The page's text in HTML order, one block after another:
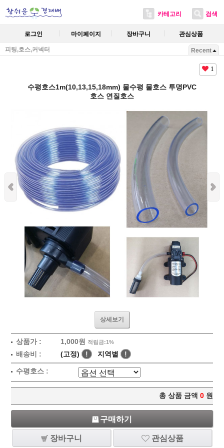
카테고리 검색
로그인 마이페이지 장바구니 관심상품
피팅,호스,커넥터 Recent
1
수평호스1m(10,13,15,18mm) 물수평 물호스 투명PVC
호스 연질호스
상세보기
상품가 : 1,000원 적립금:1%
배송비 : (고정) ! 지역별 !
수평호스 :
총 상품 금액 0 원
구매하기
장바구니 관심상품